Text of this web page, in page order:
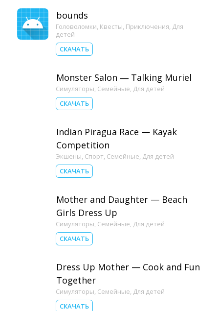
bounds
Головоломки, Квесты, Приключения, Для
детей
СКАЧАТЬ
Monster Salon ― Talking Muriel
Симуляторы, Семейные, Для детей
СКАЧАТЬ
Indian Piragua Race — Kayak
Competition
Экшены, Спорт, Семейные, Для детей
СКАЧАТЬ
Mother and Daughter — Beach
Girls Dress Up
Симуляторы, Семейные, Для детей
СКАЧАТЬ
Dress Up Mother — Cook and Fun
Together
Симуляторы, Семейные, Для детей
СКАЧАТЬ